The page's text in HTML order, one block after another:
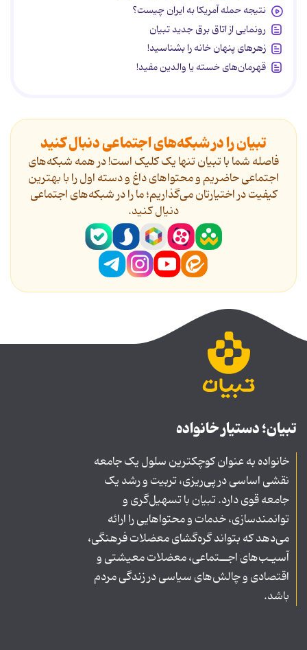
نتیجه حمله آمریکا به ایران چیست؟
رونمایی از اتاق برق جدید تبیان
زهرهای پنهان خانه را بشناسید!
قهرمان‌های خسته یا والدین مفید!
تبیان را در شبکه‌های اجتماعی دنبال کنید
فاصله شما با تبیان تنها یک کلیک است! در همه شبکه‌های
اجتماعی حاضریم و محتواهای داغ و دسته اول را با بهترین
کیفیت در اختیارتان می‌گذاریم؛ ما را در شبکه‌های اجتماعی
دنیال کنید.
تبیان؛ دستیار خانواده
خانواده به عنوان کوچکترین سلول یک جامعه
نقشی اساسی در پی‌ریزی، تربیت و رشد یک
جامعه قوی دارد. تبیان با تسهیل‌گری و
توانمندسازی، خدمات و محتواهایی را ارائه
می‌دهد که بتواند گره‌گشای معضلات فرهنگی،
آسیـب‌های اجــتماعی، معضلات معیشتی و
اقتصادی و چالش‌های سیاسی در زندگی مردم
باشد.